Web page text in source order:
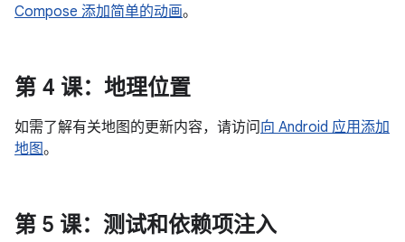
Compose 添加简单的动画。
第 4 课：地理位置
如需了解有关地图的更新内容，请访问向 Android 应用添加
地图。
第 5 课：测试和依赖项注入